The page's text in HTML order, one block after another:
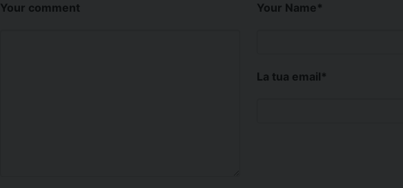
Your comment Your Name*
La tua email*